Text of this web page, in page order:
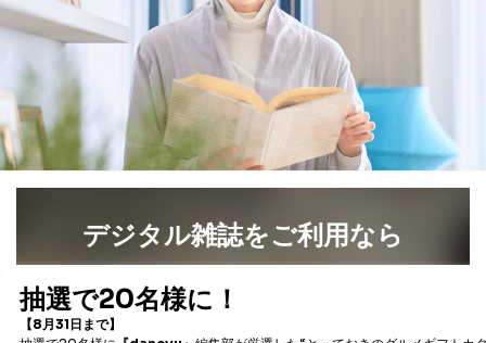
デジタル雑誌をご利用なら
書籍）が無料で読み放題！